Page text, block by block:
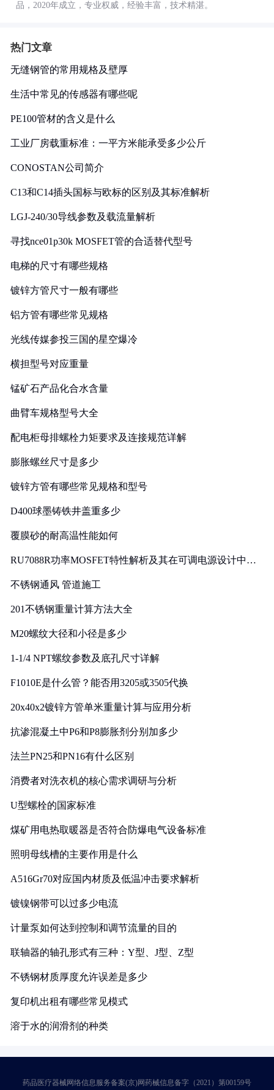
品，2020年成立，专业权威，经验丰富，技术精湛。
热门文章
无缝钢管的常用规格及壁厚
生活中常见的传感器有哪些呢
PE100管材的含义是什么
工业厂房载重标准：一平方米能承受多少公斤
CONOSTAN公司简介
C13和C14插头国标与欧标的区别及其标准解析
LGJ-240/30导线参数及载流量解析
寻找nce01p30k MOSFET管的合适替代型号
电梯的尺寸有哪些规格
镀锌方管尺寸一般有哪些
铝方管有哪些常见规格
光线传媒参投三国的星空爆冷
横担型号对应重量
锰矿石产品化合水含量
曲臂车规格型号大全
配电柜母排螺栓力矩要求及连接规范详解
膨胀螺丝尺寸是多少
镀锌方管有哪些常见规格和型号
D400球墨铸铁井盖重多少
覆膜砂的耐高温性能如何
RU7088R功率MOSFET特性解析及其在可调电源设计中的
不锈钢通风 管道施工
201不锈钢重量计算方法大全
M20螺纹大径和小径是多少
1-1/4 NPT螺纹参数及底孔尺寸详解
F1010E是什么管？能否用3205或3505代换
20x40x2镀锌方管单米重量计算与应用分析
抗渗混凝土中P6和P8膨胀剂分别加多少
法兰PN25和PN16有什么区别
消费者对洗衣机的核心需求调研与分析
U型螺栓的国家标准
煤矿用电热取暖器是否符合防爆电气设备标准
照明母线槽的主要作用是什么
A516Gr70对应国内材质及低温冲击要求解析
镀镍钢带可以过多少电流
计量泵如何达到控制和调节流量的目的
联轴器的轴孔形式有三种：Y型、J型、Z型
不锈钢材质厚度允许误差是多少
复印机出租有哪些常见模式
溶于水的润滑剂的种类
药品医疗器械网络信息服务备案(京)网药械信息备字（2021）第00159号